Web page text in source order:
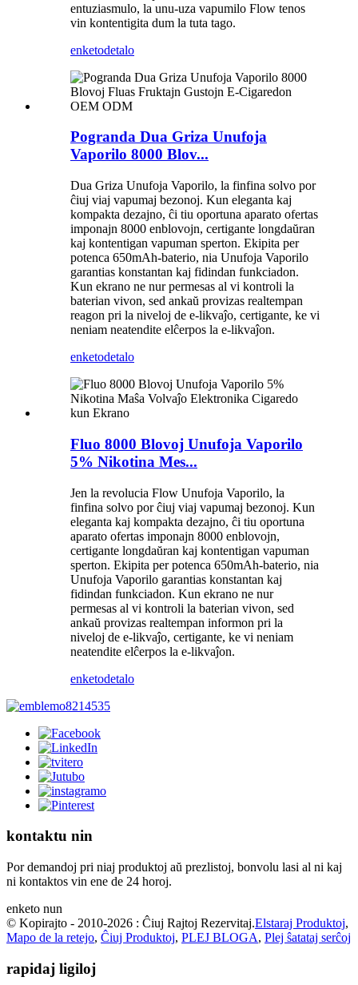
entuziasmulo, la unu-uza vapumilo Flow tenos
vin kontentigita dum la tuta tago.
enketodetalo
Pogranda Dua Griza Unufoja
Vaporilo 8000 Blov...
Dua Griza Unufoja Vaporilo, la finfina solvo por
ĉiuj viaj vapumaj bezonoj. Kun eleganta kaj
kompakta dezajno, ĉi tiu oportuna aparato ofertas
imponajn 8000 enblovojn, certigante longdaŭran
kaj kontentigan vapuman sperton. Ekipita per
potenca 650mAh-baterio, nia Unufoja Vaporilo
garantias konstantan kaj fidindan funkciadon.
Kun ekrano ne nur permesas al vi kontroli la
baterian vivon, sed ankaŭ provizas realtempan
reagon pri la niveloj de e-likvaĵo, certigante, ke vi
neniam neatendite elĉerpos la e-likvaĵon.
enketodetalo
Fluo 8000 Blovoj Unufoja Vaporilo
5% Nikotina Mes...
Jen la revolucia Flow Unufoja Vaporilo, la
finfina solvo por ĉiuj viaj vapumaj bezonoj. Kun
eleganta kaj kompakta dezajno, ĉi tiu oportuna
aparato ofertas imponajn 8000 enblovojn,
certigante longdaŭran kaj kontentigan vapuman
sperton. Ekipita per potenca 650mAh-baterio, nia
Unufoja Vaporilo garantias konstantan kaj
fidindan funkciadon. Kun ekrano ne nur
permesas al vi kontroli la baterian vivon, sed
ankaŭ provizas realtempan informon pri la
niveloj de e-likvaĵo, certigante, ke vi neniam
neatendite elĉerpos la e-likvaĵon.
enketodetalo
kontaktu nin
Por demandoj pri niaj produktoj aŭ prezlistoj, bonvolu lasi al ni kaj
ni kontaktos vin ene de 24 horoj.
enketo nun
© Kopirajto - 2010-2026 : Ĉiuj Rajtoj Rezervitaj.Elstaraj Produktoj,
Mapo de la retejo, Ĉiuj Produktoj, PLEJ BLOGA, Plej ŝatataj serĉoj
rapidaj ligiloj